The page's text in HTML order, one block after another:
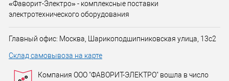
«Фаворит-Электро» - комплексные поставки
электротехнического оборудования
Главный офис: Москва, Шарикоподшипниковская улица, 13с2
Склад самовывоза на карте
Компания ООО "ФАВОРИТ-ЭЛЕКТРО" вошла в число